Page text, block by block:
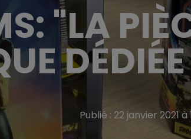
"LA
Publié : 22 janvier 2021 à